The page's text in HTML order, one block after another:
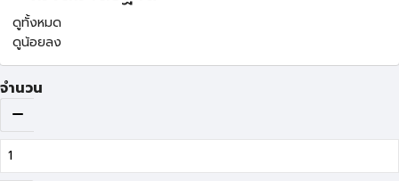
ดูทั้งหมด
ดูน้อยลง
จำนวน